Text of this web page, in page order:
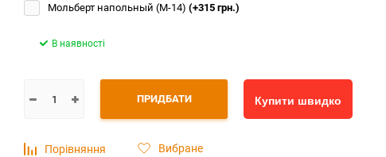
Мольберт напольный (М-14) (+315 грн.)
ПРИДБАТИ Купити швидко
В наявності
Порівняння Вибране